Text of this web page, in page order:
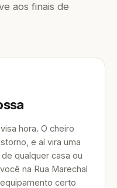
aos finais de
hora. O cheiro
e aí vira uma
qualquer casa ou
na Rua Marechal
certo